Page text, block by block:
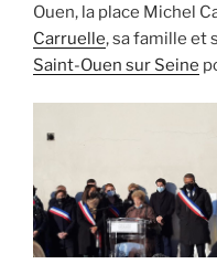
Ouen, la place Michel
Carruelle, sa famille et
Saint-Ouen sur Seine